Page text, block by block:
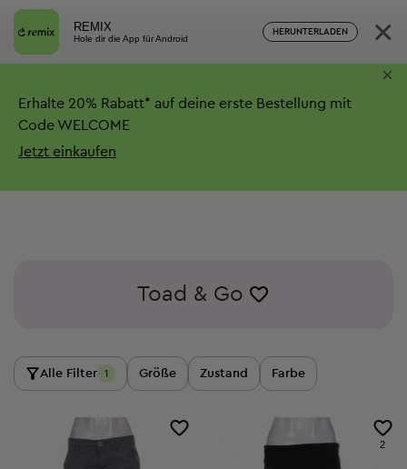
REMIX
Hole dir die App für Android
HERUNTERLADEN ×
Erhalte 20% Rabatt* auf deine erste Bestellung mit
Code WELCOME
Jetzt einkaufen
×
Toad & Go
Alle Filter 1 Größe Zustand Farbe
2